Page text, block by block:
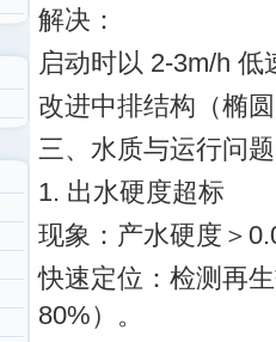
解决：
启动时以 2-3m/h
改进中排结构（椭
三、水质与运行问题
1. 出水硬度超标
现象：产水硬度＞
快速定位：检测再
80%）。